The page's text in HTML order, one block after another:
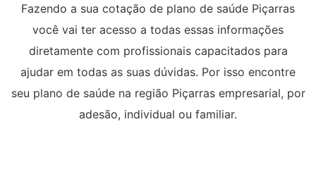
Fazendo a sua cotação de plano de saúde Piçarras
você vai ter acesso a todas essas informações
diretamente com profissionais capacitados para
ajudar em todas as suas dúvidas. Por isso encontre
seu plano de saúde na região Piçarras empresarial, por
adesão, individual ou familiar.